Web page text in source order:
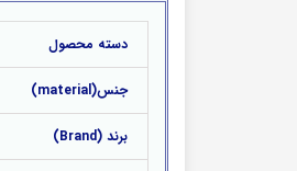
دسته محصول
جنس(material)
برند (Brand)